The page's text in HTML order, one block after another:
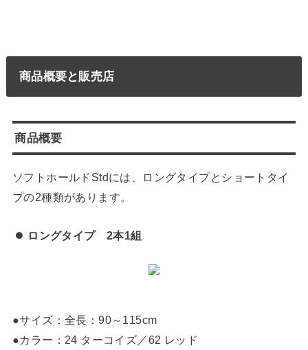
商品概要と販売店
商品概要
ソフトホールドStdには、ロングタイプとショートタイ
プの2種類があります。
ロングタイプ 2本1組
●サイズ：全長：90～115cm
●カラー：24 ターコイズ／62 レッド